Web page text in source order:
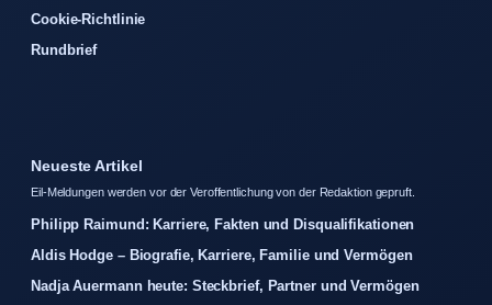
Cookie-Richtlinie
Rundbrief
Neueste Artikel
Eil-Meldungen werden vor der Veroffentlichung von der Redaktion gepruft.
Philipp Raimund: Karriere, Fakten und Disqualifikationen
Aldis Hodge – Biografie, Karriere, Familie und Vermögen
Nadja Auermann heute: Steckbrief, Partner und Vermögen